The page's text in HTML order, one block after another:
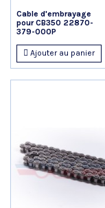
Cable d'embrayage
pour CB350 22870-
379-000P
Ajouter au panier